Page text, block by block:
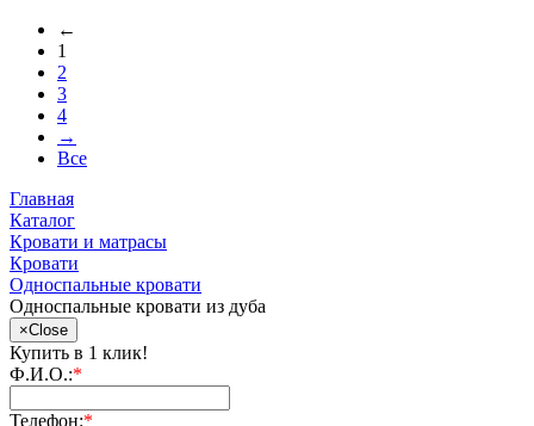
←
1
2
3
4
→
Все
Главная
Каталог
Кровати и матрасы
Кровати
Односпальные кровати
Односпальные кровати из дуба
×Close
Купить в 1 клик!
Ф.И.О.:*
Телефон:*